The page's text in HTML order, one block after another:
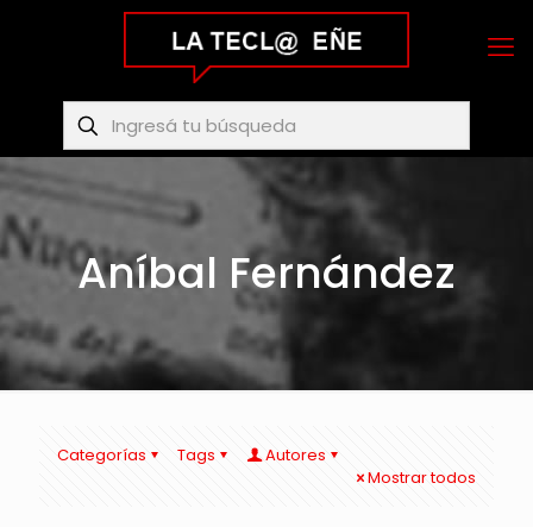
Aníbal Fernández
Categorías Tags
Autores
Mostrar todos